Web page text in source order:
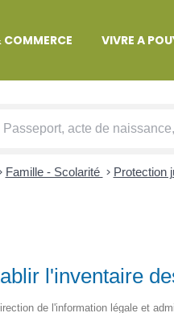
VIVRE A
Famille - Scolarité > Protection
l'inventaire
de l'information légale et